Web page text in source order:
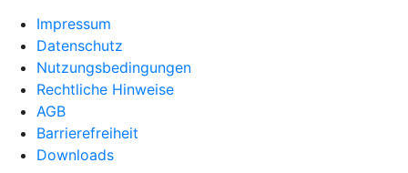
Impressum
Datenschutz
Nutzungsbedingungen
Rechtliche Hinweise
AGB
Barrierefreiheit
Downloads